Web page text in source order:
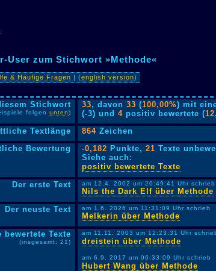
User zum Stichwort »Methode«
& Häufige Fragen | (english version)
Stichwort
folgen unten)
33, davon33 (100,00%) mit
(-3) und4 positiv bewertete (
Textlänge
864 Zeichen
Bewertung
-0,182 Punkte,21 Texte
Siehe auch:
positiv bewertete Texte
Der erste Text
am 12.4. 2002 um 20:49:41 Uhr schrieb
Nils the Dark Elf über Methode
Der neuste Text
am 1.6. 2026 um 11:31:09 Uhr schrieb
Melkerin über Methode
Texte
(insgesamt: 21)
am 11.11. 2003 um 12:23:31 Uhr
dreistein über Methode
am 6.9. 2017 um 06:33:09 Uhr schrieb
Hubert Wang über Methode